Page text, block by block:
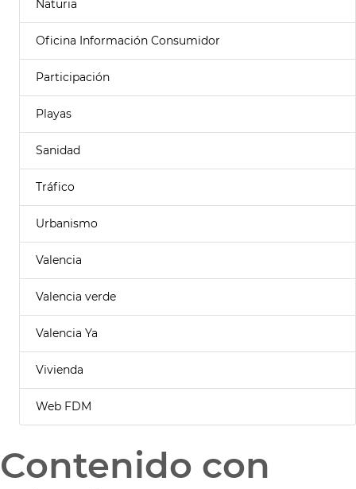
Naturia
Oficina Información Consumidor
Participación
Playas
Sanidad
Tráfico
Urbanismo
Valencia
Valencia verde
Valencia Ya
Vivienda
Web FDM
Contenido con